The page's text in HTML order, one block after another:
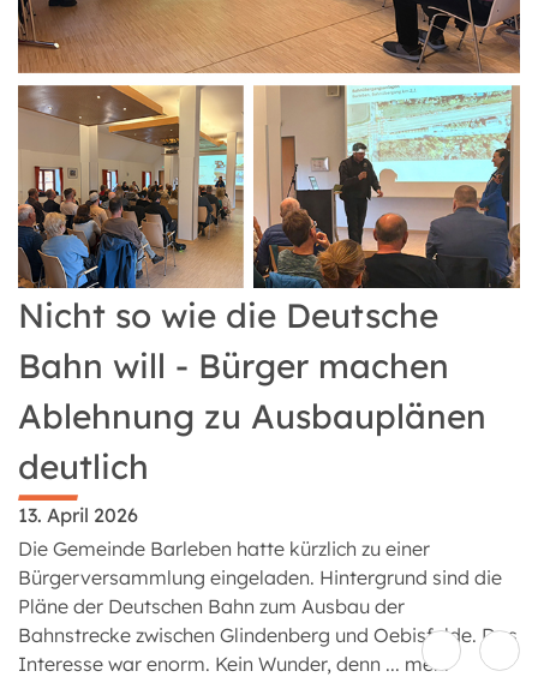
Nicht so wie die Deutsche
Bahn will - Bürger machen
Ablehnung zu Ausbauplänen
deutlich
13. April 2026
Die Gemeinde Barleben hatte kürzlich zu einer
Bürgerversammlung eingeladen. Hintergrund sind die
Pläne der Deutschen Bahn zum Ausbau der
Bahnstrecke zwischen Glindenberg und Oebisfelde. Das
Interesse war enorm. Kein Wunder, denn ... mehr